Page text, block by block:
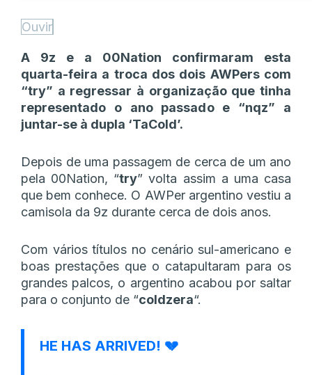
Ouvir
A 9z e a 00Nation confirmaram esta
quarta-feira a troca dos dois AWPers com
“try” a regressar à organização que tinha
representado o ano passado e “nqz” a
juntar-se à dupla ‘TaCold’.
Depois de uma passagem de cerca de um ano
pela 00Nation, “try” volta assim a uma casa
que bem conhece. O AWPer argentino vestiu a
camisola da 9z durante cerca de dois anos.
Com vários títulos no cenário sul-americano e
boas prestações que o catapultaram para os
grandes palcos, o argentino acabou por saltar
para o conjunto de “coldzera“.
HE HAS ARRIVED! 💔